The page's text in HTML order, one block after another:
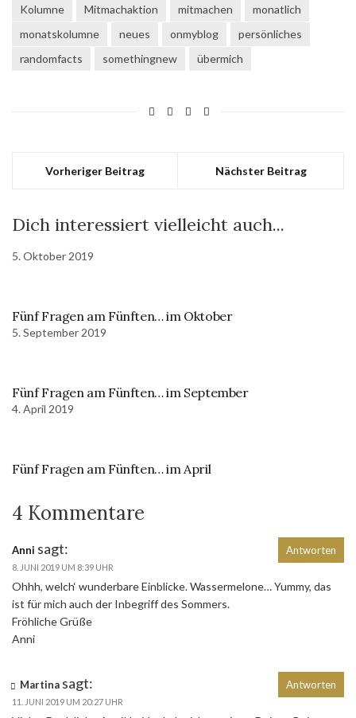
Kolumne
Mitmachaktion mitmachen
monatlich
monatskolumne
neues onmyblog
persönliches
randomfacts
somethingnew übermich
Vorheriger Beitrag Nächster Beitrag
Dich interessiert vielleicht auch...
5. Oktober 2019
Fünf Fragen am Fünften… im Oktober
5. September 2019
Fünf Fragen am Fünften… im September
4. April 2019
Fünf Fragen am Fünften… im April
4 Kommentare
Anni sagt:
8. JUNI 2019 UM 8:39 UHR
Ohhh, welch‘ wunderbare Einblicke. Wassermelone… Yummy, das
ist für mich auch der Inbegriff des Sommers.
Fröhliche Grüße
Anni
Antworten
Martina sagt:
11. JUNI 2019 UM 20:27 UHR
Antworten